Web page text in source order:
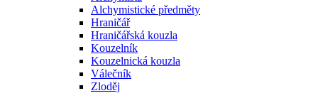
Alchymistické předměty
Hraničář
Hraničářská kouzla
Kouzelník
Kouzelnická kouzla
Válečník
Zloděj